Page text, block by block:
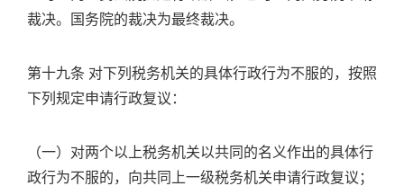
裁决。国务院的裁决为最终裁决。
第十九条 对下列税务机关的具体行政行为不服的，按照
下列规定申请行政复议：
（一）对两个以上税务机关以共同的名义作出的具体行
政行为不服的，向共同上一级税务机关申请行政复议；